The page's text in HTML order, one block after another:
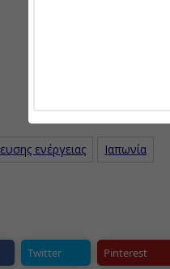
ενέργειας
Ιαπωνία
Twitter Pinterest